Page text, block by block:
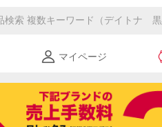
マイページ